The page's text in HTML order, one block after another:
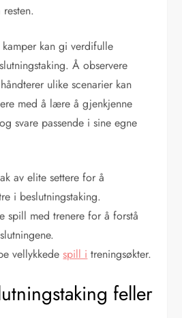
kan gi verdifulle
Å observere
ulike scenarier kan
med å lære å gjenkjenne
svare passende i sine egne
av elite settere for å
i beslutningstaking.
spill med trenere for å forstå
vellykkedespill i treningsøkter.
feller